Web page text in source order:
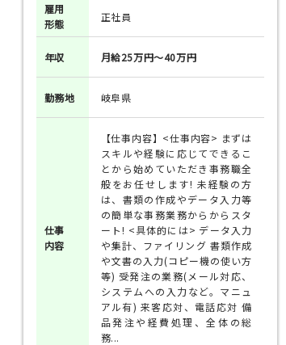
雇用
形態
正社員
年収 月給25万円～40万円
勤務地 岐阜県
仕事
内容
【仕事内容】<仕事内容> まずは
スキルや経験に応じてできるこ
とから始めていただき事務職全
般をお任せします! 未経験の方
は、書類の作成やデータ入力等
の簡単な事務業務からからスタ
ート! <具体的には> データ入力
や集計、ファイリング 書類作成
や文書の入力(コピー機の使い方
等) 受発注の業務(メール対応、
システムへの入力など。マニュ
アル有) 来客応対、電話応対 備
品発注や経費処理、全体の総
務...